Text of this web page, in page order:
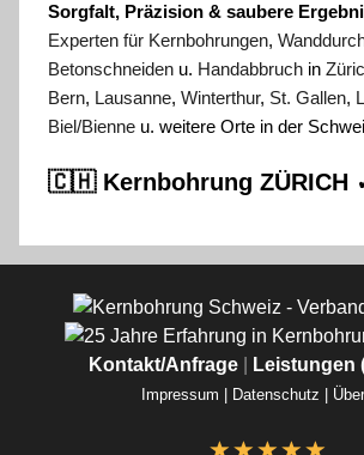
Sorgfalt, Präzision & saubere
Experten für Kernbohrungen,
Betonschneiden u. Handabbruch in
Bern, Lausanne, Winterthur, St. Gallen,
Biel/Bienne u. weitere Orte in der
🇨🇭 Kernbohrung ZÜRICH
Kontakt/Anfrage Leistungen
Impressum | Datenschutz |